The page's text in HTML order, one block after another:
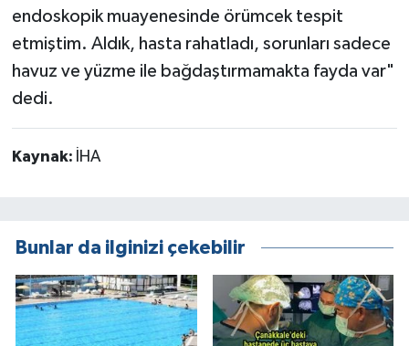
endoskopik muayenesinde örümcek tespit
etmiştim. Aldık, hasta rahatladı, sorunları sadece
havuz ve yüzme ile bağdaştırmamakta fayda var"
dedi.
Kaynak: İHA
Bunlar da ilginizi çekebilir